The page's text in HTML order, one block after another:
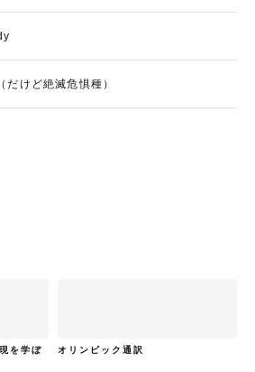
けど絶滅危惧種）
を学ぼ
オリンピック通訳